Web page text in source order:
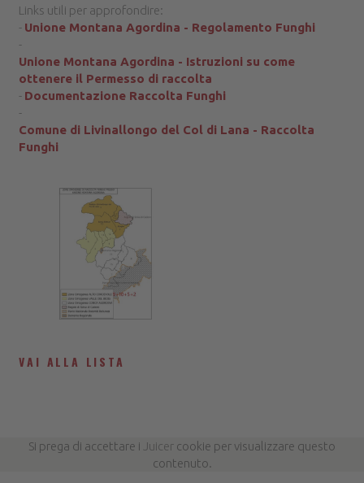
Links utili per approfondire:
- Unione Montana Agordina - Regolamento Funghi
-
Unione Montana Agordina - Istruzioni su come
ottenere il Permesso di raccolta
- Documentazione Raccolta Funghi
-
Comune di Livinallongo del Col di Lana - Raccolta
Funghi
VAI ALLA LISTA
Si prega di accettare i Juicer cookie per visualizzare questo
contenuto.